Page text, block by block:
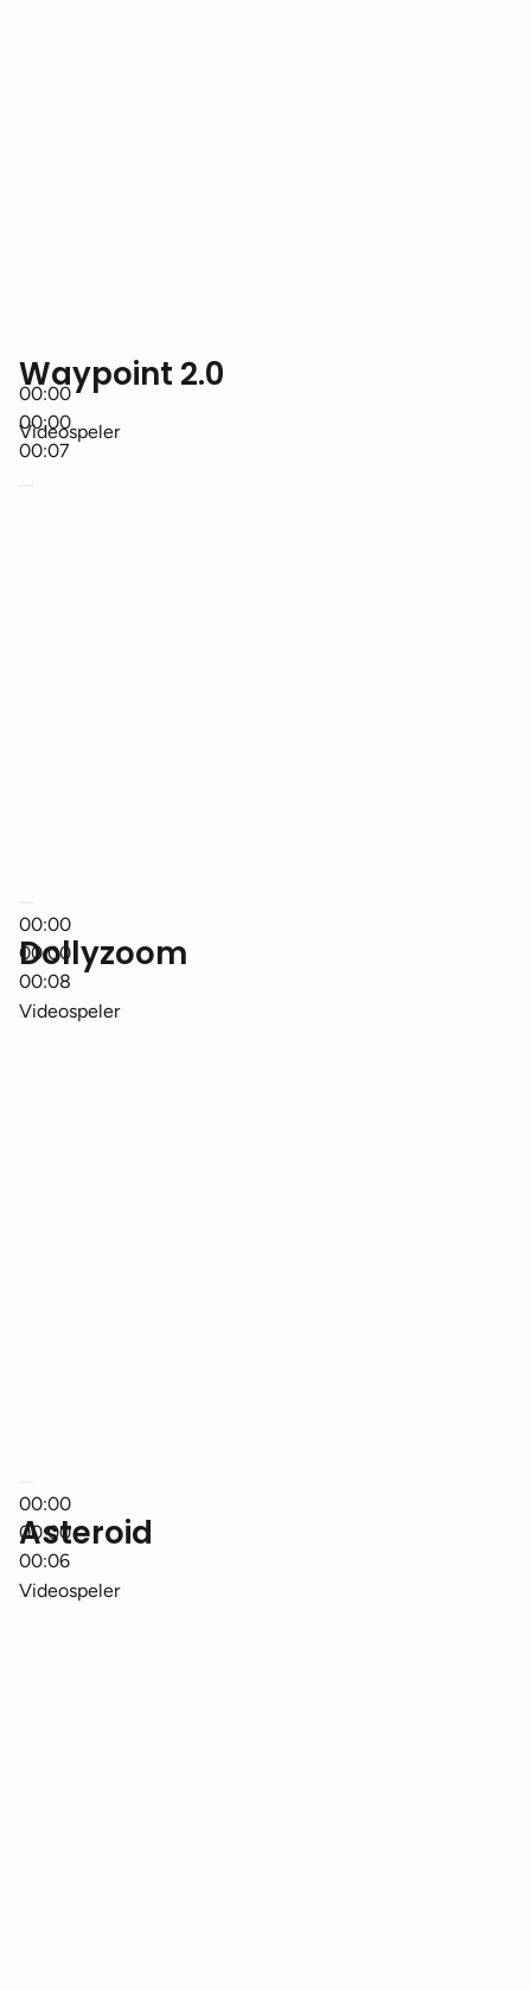
00:00
00:00
00:07
Waypoint 2.0
Videospeler
00:00
00:00
00:08
Dollyzoom
Videospeler
00:00
00:00
00:06
Asteroid
Videospeler